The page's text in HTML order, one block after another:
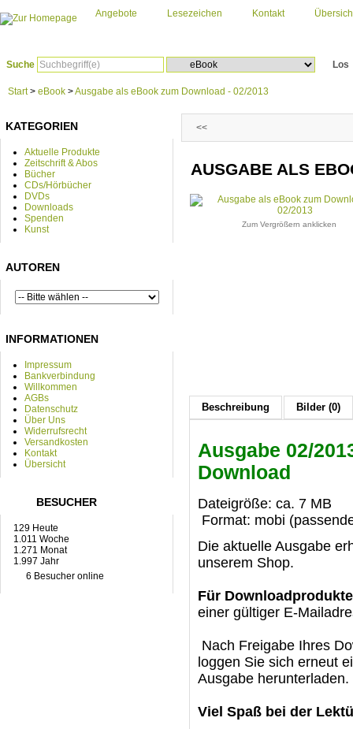
Angebote Lesezeichen Kontakt
Suche Los
Start> eBook >Ausgabe als eBook zum Download - 02/2013
KATEGORIEN
Aktuelle Produkte
Zeitschrift & Abos
Bücher
CDs/Hörbücher
DVDs
Downloads
Spenden
Kunst
AUTOREN
INFORMATIONEN
Impressum
Bankverbindung
Willkommen
AGBs
Datenschutz
Über Uns
Widerrufsrecht
Versandkosten
Kontakt
Übersicht
BESUCHER
129 Heute
1.011 Woche
1.271 Monat
1.997 Jahr
6 Besucher online
<<
AUSGABE ALS
Zum Vergrößern anklicken
Beschreibung Bilder (0)
Ausgabe 02/
Download
Dateigröße: ca. 7 MB
Format: mobi
Die aktuelle Ausgabe
unserem Shop.
Für Downloadprodukte
einer gültiger E-
Nach Freigabe Ihres
loggen Sie sich erneut
Ausgabe herunterladen.
Viel Spaß bei der